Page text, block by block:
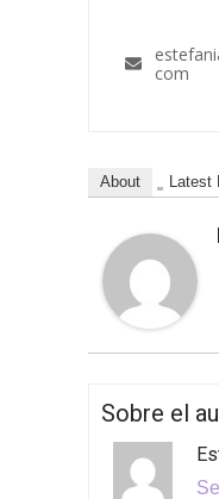
com
About Latest
Sobre el